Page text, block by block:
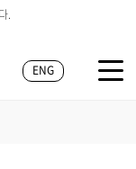
.
ENG